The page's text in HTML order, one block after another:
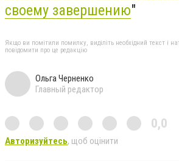
своему завершению"
Якщо ви помітили помилку, виділіть необхідний текст і
повідомити про це редакцію
Ольга Черненко
Главный редактор
0,0
Авторизуйтесь, щоб оцінити